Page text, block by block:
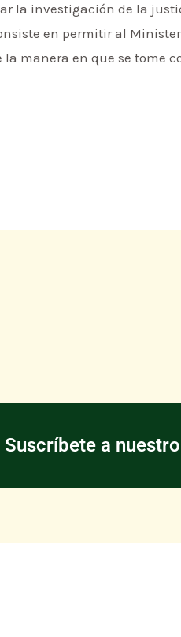
la investigación de la
en permitir al
manera en que se tome
Suscríbete a